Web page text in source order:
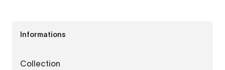
Informations
Collection